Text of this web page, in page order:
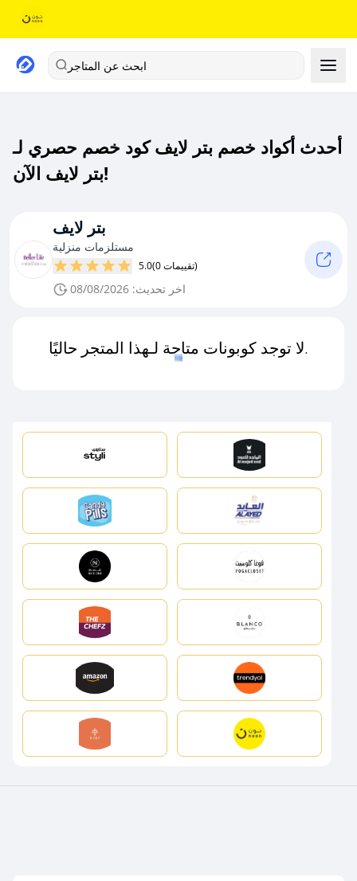
ابحث عن المتاجر
أحدث أكواد خصم بتر لايف كود خصم حصري لـ
بتر لايف الآن!
بتر لايف
مستلزمات منزلية
5.0 (0 تقييمات)
اخر تحديث: 08/08/2026
لا توجد كوبونات متاحة لـهذا المتجر حاليًا.